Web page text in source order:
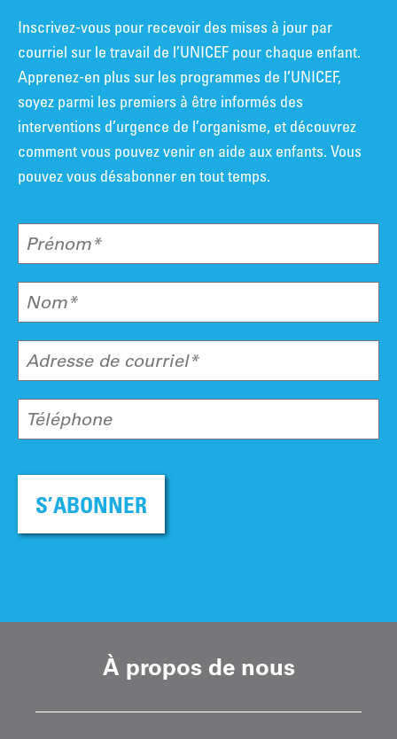
Inscrivez-vous pour recevoir des mises à jour par
courriel sur le travail de l’UNICEF pour chaque enfant.
Apprenez-en plus sur les programmes de l’UNICEF,
soyez parmi les premiers à être informés des
interventions d’urgence de l’organisme, et découvrez
comment vous pouvez venir en aide aux enfants. Vous
pouvez vous désabonner en tout temps.
Prénom*
Nom*
Adresse de courriel*
Téléphone
S’ABONNER
À propos de nous